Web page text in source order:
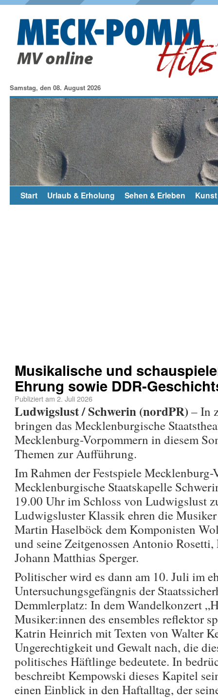
Samstag, den 08. August 2026
Start Urlaub & Erholung Sehen & Erleben
Musikalische und
Ehrung sowie DDR-
Publiziert am 2. Juli 2026
Ludwigslust / Schwerin (nordPR)– In
bringen das Mecklenburgische
Mecklenburg-Vorpommern in diesem
Themen zur Aufführung.
Im Rahmen der Festspiele
Mecklenburgische Staatskapelle
19.00 Uhr im Schloss von Ludwigslust
Ludwigsluster Klassik ehren die
Martin Haselböck dem Komponisten
und seine Zeitgenossen Antonio
Johann Matthias Sperger.
Politischer wird es dann am 10. Juli im
Untersuchungsgefängnis der
Demmlerplatz: In dem Wandelkonzert
Musiker:innen des ensembles reflektor
Katrin Heinrich mit Texten von Walter
Ungerechtigkeit und Gewalt nach, die
politisches Häftlinge bedeutete. In
beschreibt Kempowski dieses Kapitel
einen Einblick in den Haftalltag, der